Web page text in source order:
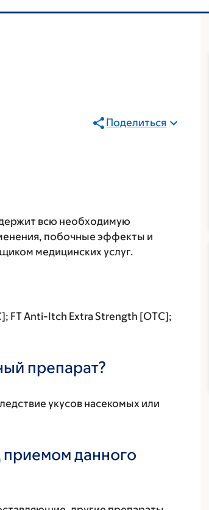
Поделиться
всю необходимую
побочные эффекты и
медицинских услуг.
FT Anti-Itch Extra Strength [OTC];
препарат?
укусов насекомых или
данного